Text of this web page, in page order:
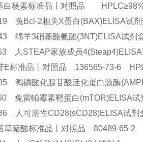
白杨素标准品丨对照品
兔Bcl-2相关X蛋白(BAX)ELISA试
绵羊3硝基酪氨酸(3NT)ELISA试剂
人STEAP家族成员
E标准品丨对照品 136565-73-6
鸭磷酸化腺苷酸活化蛋白激酶
兔雷帕霉素靶蛋白(mTOR)ELISA
人可溶性CD28(sCD28)ELISA试
草萜酸标准品丨对照品 80489-65-2